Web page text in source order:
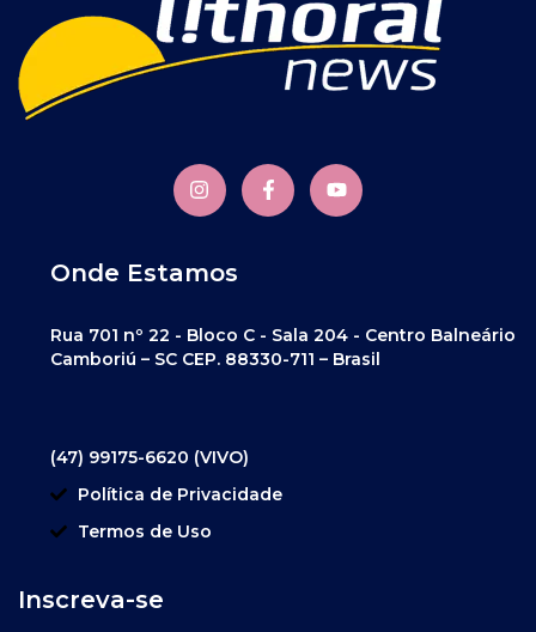
Onde Estamos
Rua 701 nº 22 - Bloco C - Sala 204 - Centro Balneário
Camboriú – SC CEP. 88330-711 – Brasil
(47) 99175-6620 (VIVO)
Política de Privacidade
Termos de Uso
Inscreva-se